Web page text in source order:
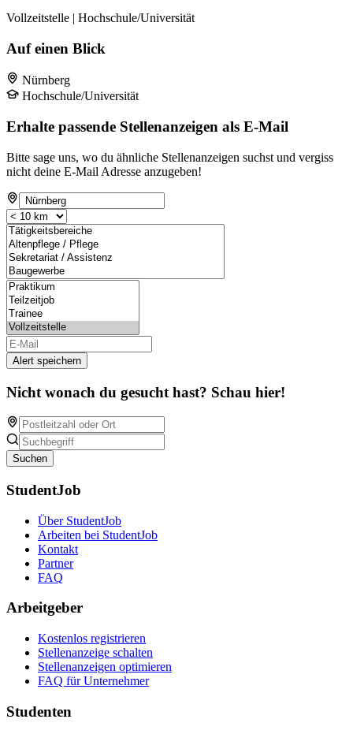
Vollzeitstelle | Hochschule/Universität
Auf einen Blick
Nürnberg
Hochschule/Universität
Erhalte passende Stellenanzeigen als E-Mail
Bitte sage uns, wo du ähnliche Stellenanzeigen suchst und vergiss
nicht deine E-Mail Adresse anzugeben!
Alert speichern
Nicht wonach du gesucht hast? Schau hier!
Suchen
StudentJob
Über StudentJob
Arbeiten bei StudentJob
Kontakt
Partner
FAQ
Arbeitgeber
Kostenlos registrieren
Stellenanzeige schalten
Stellenanzeigen optimieren
FAQ für Unternehmer
Studenten